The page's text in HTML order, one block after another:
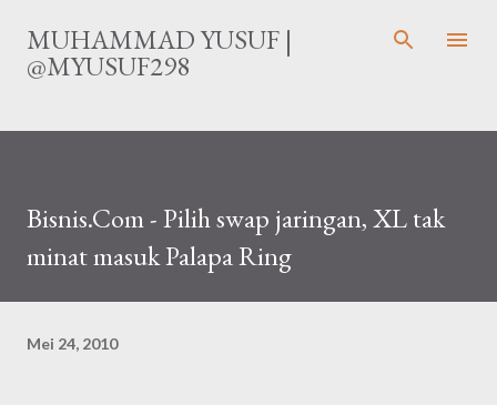
Langsung ke konten utama
MUHAMMAD YUSUF |
@MYUSUF298
Bisnis.Com - Pilih swap jaringan, XL tak
minat masuk Palapa Ring
Mei 24, 2010